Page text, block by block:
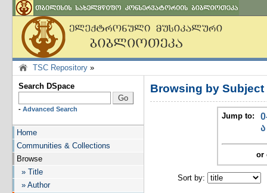
TSC Repository »
Search DSpace
- Advanced Search
Home
Communities & Collections
Browse
» Title
» Author
Browsing by
Jump to:
ა
or
Sort by: